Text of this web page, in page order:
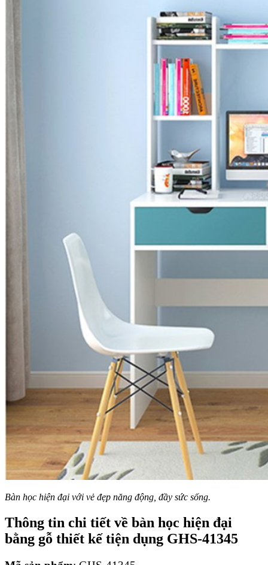
Bàn học hiện đại với vẻ đẹp năng động, đầy sức sống.
Thông tin chi tiết về bàn học hiện đại
bằng gỗ thiết kế tiện dụng GHS-41345